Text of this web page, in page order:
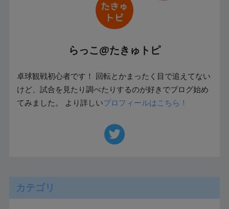
らっこ@たきゅトピ
卓球観戦初心者です！ 回転とかまったく目で追えてない
けど、試合を見たり調べたりするのが好きでブログ始め
てみました。 より詳しいプロフィールはこちら！
カテゴリ